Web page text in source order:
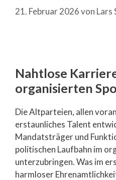
21. Februar 2026von Lars
Nahtlose
organisierten
Die Altparteien, allen
erstaunliches Talent
Mandatsträger und
politischen Laufbahn im
unterzubringen. Was im
harmloser